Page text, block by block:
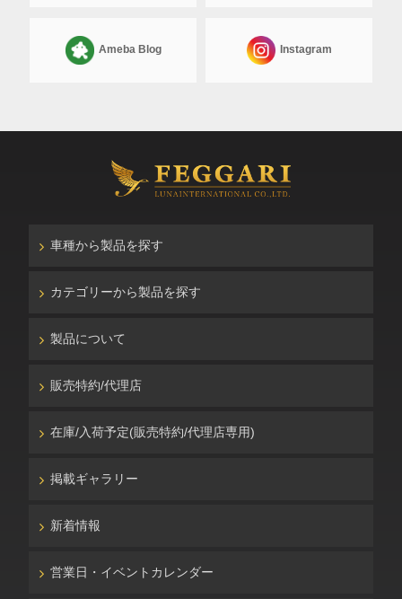
Ameba Blog Instagram
車種から製品を探す
カテゴリーから製品を探す
製品について
販売特約/代理店
在庫/入荷予定(販売特約/代理店専用)
掲載ギャラリー
新着情報
営業日・イベントカレンダー